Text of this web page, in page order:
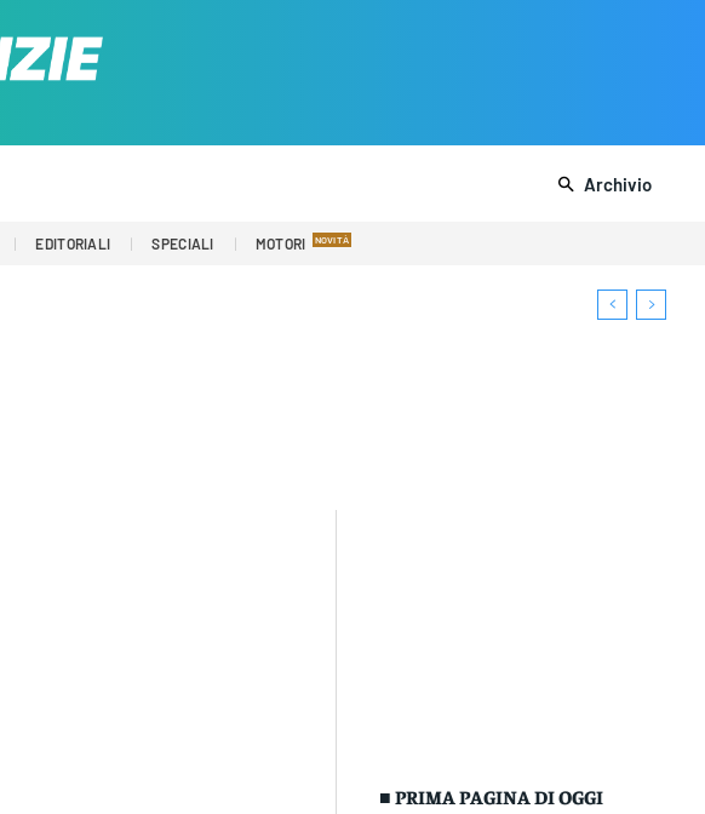
Archivio
EDITORIALI SPECIALI MOTORI
■ PRIMA PAGINA DI OGGI